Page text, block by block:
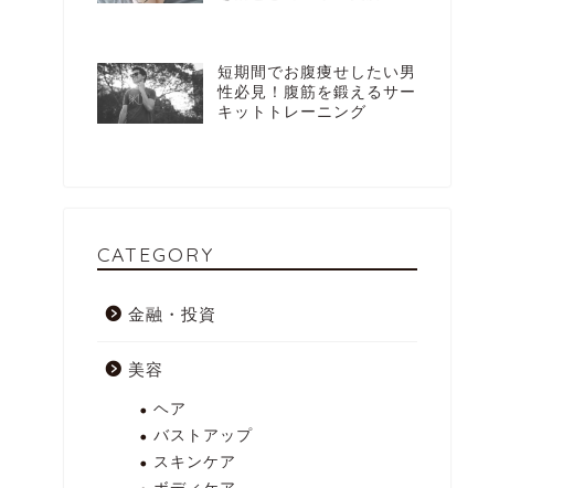
短期間でお腹痩せしたい男
性必見！腹筋を鍛えるサー
キットトレーニング
CATEGORY
金融・投資
美容
ヘア
バストアップ
スキンケア